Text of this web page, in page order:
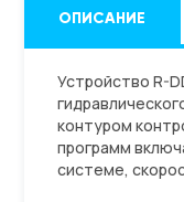
ОПИСАНИЕ
Устройство R-
контуром
программ
системе,